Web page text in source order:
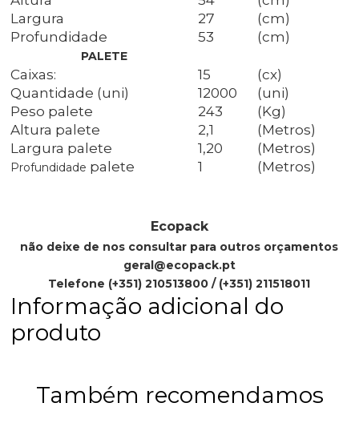
Largura
27
(cm)
Profundidade
53 (cm)
PALETE
Caixas: 15
(cx)
Quantidade (uni)
12000
(uni)
Peso palete
243
(Kg)
Altura palete
2,1
(Metros)
Largura palete
1,20 (Metros)
Profundidade palete 1 (Metros)
Ecopack
não deixe de nos consultar para outros orçamentos
geral@ecopack.pt
Telefone (+351) 210513800 / (+351) 211518011
Informação adicional do
produto
Também recomendamos